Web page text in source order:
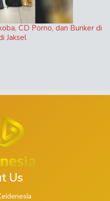
CD Porno, dan Bunker di
Jaksel
Us